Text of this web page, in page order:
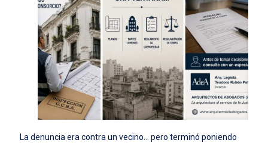
La denuncia era contra un vecino… pero terminó poniendo